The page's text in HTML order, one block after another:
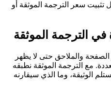
تثبيت سعر الترجمة الموثقة أو
الترجمة الموثقة
والملاحق حتى لا يظهر
مع الترجمة الموثقة نطبقه
الوثيقة، وما الذي سيقارنه